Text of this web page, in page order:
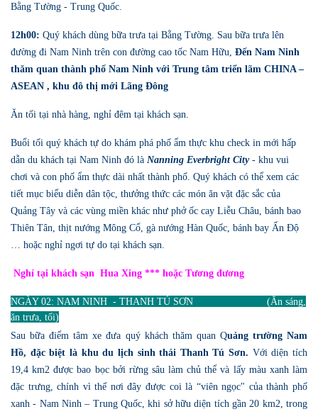
Bằng Tường - Trung Quốc.
12h00: Quý khách dùng bữa trưa tại Bằng Tường. Sau bữa trưa lên
đường đi Nam Ninh trên con đường cao tốc Nam Hữu Đến Nam Ninh
thăm quan thành phố Nam Ninh với Trung tâm triển l ãm CHINA –
ASEAN , khu đô thị mới Lãng Đông
Ăn tối tại nhà hàng, nghỉ đêm tại khách sạn.
Buổi tối quý khách tự do khám phá phố ẩm thực khu check in mới hấp
dẫn du khách tại Nam Ninh đó là Nanning Everbright City- khu vui
chơi và con phố ẩm thực dài nhất thành phố. Quý khách có thể xem các
tiết mục biểu diễn dân tộc, thưởng thức các món ăn vặt đặc sắc của
Quảng Tây và các vùng miền khác như phở ốc cay Liễu Châu, bánh bao
Thiên Tân, thịt nướng Mông Cổ, gà nướng Hàn Quốc, bánh bay Ấn Độ
… hoặc nghỉ ngơi tự do tại khách sạn.
Nghỉ tại khách sạn Hua Xing *** hoặc Tương đương
NGÀY 02: NAM NINH - THANH TÚ SƠN (Ăn sáng,
ăn trưa, tối)
Sau bữa điểm tâm xe đưa quý khách thăm quan Quảng trường Nam
Hồ, đặc biệt là khu du lịch sinh thái Thanh Tú Sơn. Với diện tích
19,4 km2 được bao bọc bởi rừng sâu làm chủ thể và lấy màu xanh làm
đặc trưng, chính vì thế nơi đây được coi là “viên ngọc" của thành phố
xanh - Nam Ninh – Trung Quốc, khi sở hữu diện tích gần 20 km2, trong